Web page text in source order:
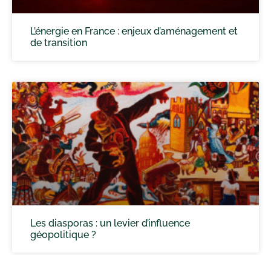
L’énergie en France : enjeux d’aménagement et
de transition
Les diasporas : un levier d’influence
géopolitique ?